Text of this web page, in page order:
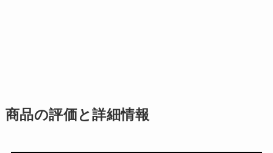
商品の評価と詳細情報